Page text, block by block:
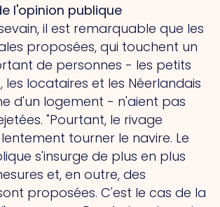
l'opinion publique
il est remarquable que les
proposées, qui touchent un
de personnes - les petits
les locataires et les Néerlandais
d'un logement - n'aient pas
"Pourtant, le rivage
tourner le navire. Le
s'insurge de plus en plus
et, en outre, des
proposées. C'est le cas de la